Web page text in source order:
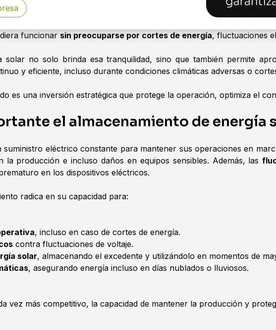
funcionar sin preocuparse por cortes de energía, fluctuaciones
solar no solo brinda esa tranquilidad, sino que también permite
y eficiente, incluso durante condiciones climáticas adversas o
es una inversión estratégica que protege la operación, optimiza el
el almacenamiento de energía
suministro eléctrico constante para mantener sus operaciones en
la producción e incluso daños en equipos sensibles. Además, las
en los dispositivos eléctricos.
radica en su capacidad para:
, incluso en caso de cortes de energía.
contra fluctuaciones de voltaje.
solar, almacenando el excedente y utilizándolo en momentos de
, asegurando energía incluso en días nublados o lluviosos.
vez más competitivo, la capacidad de mantener la producción y